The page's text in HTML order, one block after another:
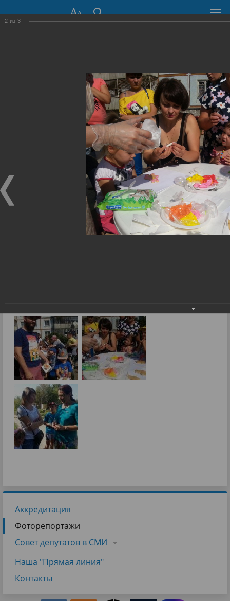
ГОРОДА НОВОСИБИРСКА
630099, г. Новосибирск, Красный проспект, 34
Общественная приемная
Фоторепортажи
День соседей на округе №37
Аккредитация
Фоторепортажи
Совет депутатов в СМИ
Наша "Прямая линия"
Контакты
2 из 3